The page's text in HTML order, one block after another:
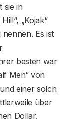
sie in
„Kojak“
Es ist
besten war
Men“ von
einer solch
über
Dollar.